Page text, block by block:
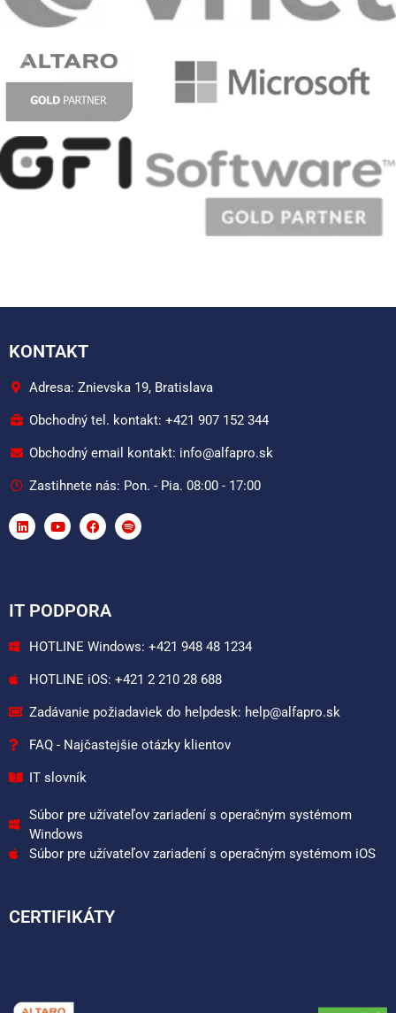
KONTAKT
Adresa: Znievska 19, Bratislava
Obchodný tel. kontakt: +421 907 152 344
Obchodný email kontakt: info@alfapro.sk
Zastihnete nás: Pon. - Pia. 08:00 - 17:00
IT PODPORA
HOTLINE Windows: +421 948 48 1234
HOTLINE iOS: +421 2 210 28 688
Zadávanie požiadaviek do helpdesk: help@alfapro.sk
FAQ - Najčastejšie otázky klientov
IT slovník
Súbor pre užívateľov zariadení s operačným systémom
Windows
Súbor pre užívateľov zariadení s operačným systémom iOS
CERTIFIKÁTY